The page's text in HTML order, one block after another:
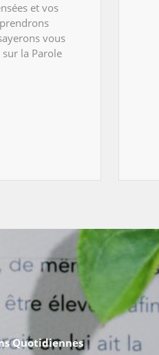
et vos
vous
la Parole
Quotidiennes